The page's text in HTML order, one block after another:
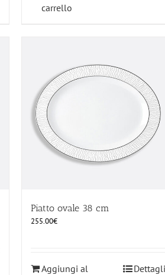
carrello
Piatto ovale 38 cm
255.00€
Aggiungi al
Dettagli